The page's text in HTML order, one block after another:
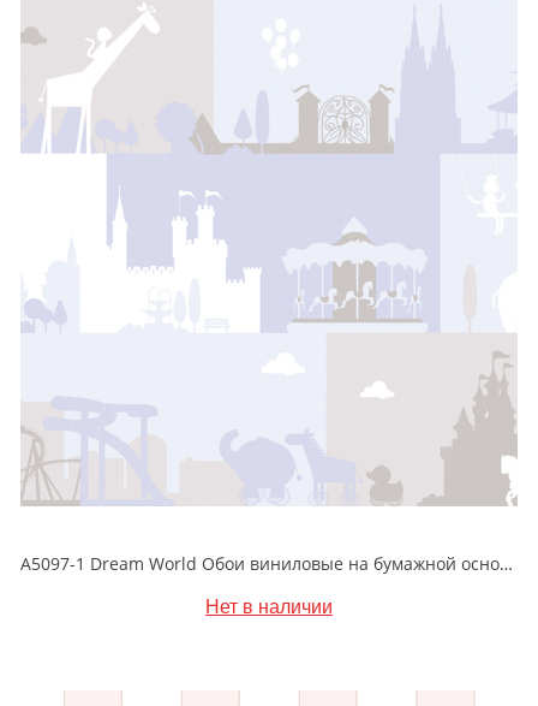
A5097-1 Dream World Обои виниловые на бумажной основе 1.06*15.6
Нет в наличии